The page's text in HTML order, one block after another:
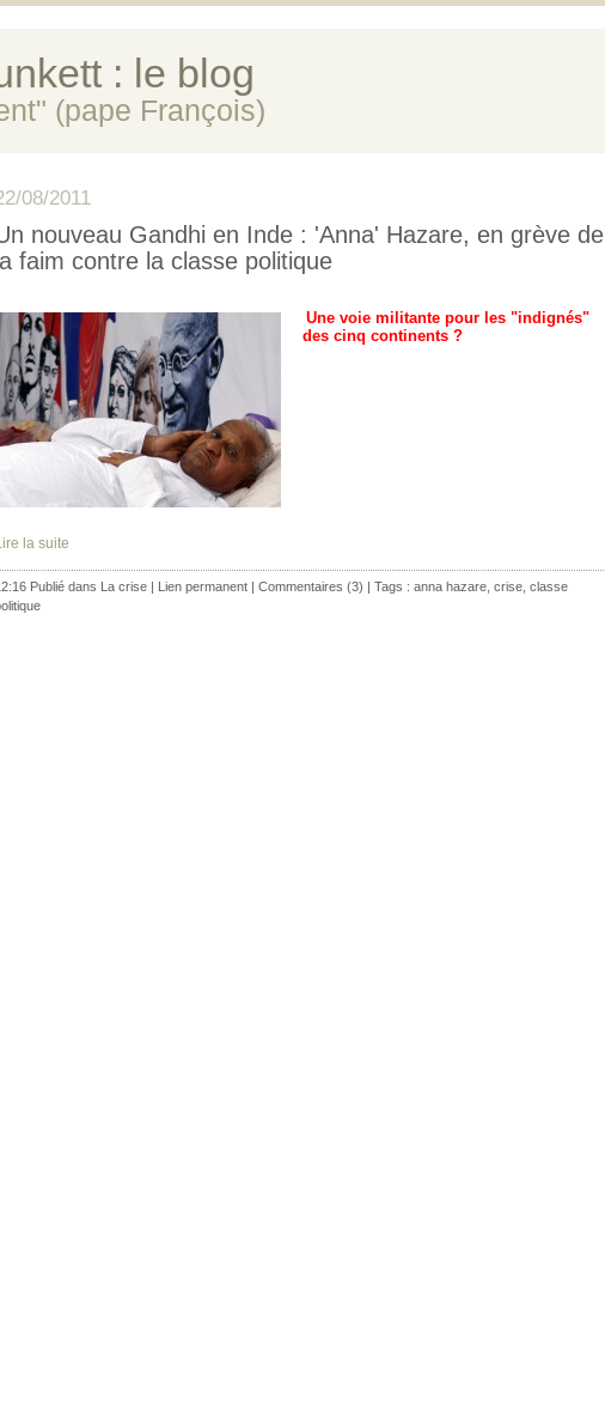
: le blog
(pape François)
08/2011
nouveau Gandhi en Inde : 'Anna' Hazare, en grève de
la faim contre la classe politique
Une voie militante pour les "indignés"
des cinq continents ?
la suite
Publié dans La crise | Lien permanent | Commentaires (3) | Tags : anna hazare crise classe